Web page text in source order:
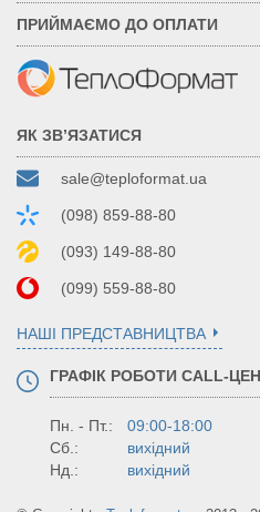
ПРИЙМАЄМО ДО ОПЛАТИ
ЯК ЗВ’ЯЗАТИСЯ
sale@teploformat.ua
(098) 859-88-80
(093) 149-88-80
(099) 559-88-80
НАШІ ПРЕДСТАВНИЦТВА
ГРАФІК РОБОТИ CALL-
Пн. - Пт.:
09:00-18:00
Сб.:
вихідний
Нд.:
вихідний